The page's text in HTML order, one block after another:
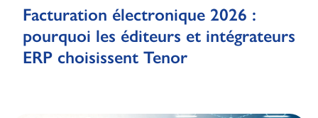
Facturation électronique 2026 :
pourquoi les éditeurs et intégrateurs
ERP choisissent Tenor